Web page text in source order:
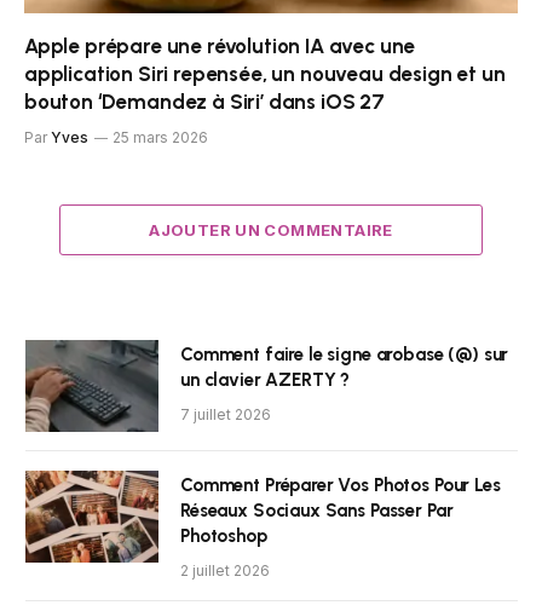
Apple prépare une révolution IA avec une
application Siri repensée, un nouveau design et un
bouton ‘Demandez à Siri’ dans iOS 27
Par Yves 25 mars 2026
AJOUTER UN COMMENTAIRE
Comment faire le signe arobase (@) sur
un clavier AZERTY ?
7 juillet 2026
Comment Préparer Vos Photos Pour Les
Réseaux Sociaux Sans Passer Par
Photoshop
2 juillet 2026